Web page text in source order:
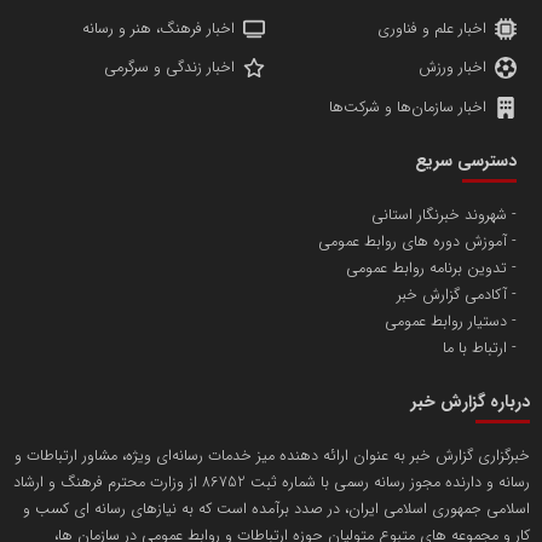
پایگاه اطلاع رسانی اعتلای نهادهای مردمی
تامین آهن اسفنجی تولیدکنندگان فولاد در کشور
تریبون
انتشار گسترده محتوا در رسانه گزارش خبر
مسعودصادقی
اخبار علم و فناوری
اخبار فرهنگ، هنر و رسانه
اخبار ورزش
اخبار زندگی و سرگرمی
اخبار سازمان‌ها و شرکت‌ها
دسترسی سریع
شهروند خبرنگار استانی
آموزش دوره های روابط عمومی
تدوین برنامه روابط عمومی
آکادمی گزارش خبر
دستیار روابط عمومی
ارتباط با ما
درباره گزارش خبر
خبرگزاری گزارش خبر به عنوان ارائه دهنده میز خدمات رسانه‌ای ویژه، مشاور ارتباطات و
رسانه و دارنده مجوز رسانه رسمی با شماره ثبت 86752 از وزارت محترم فرهنگ و ارشاد
اسلامی جمهوری اسلامی ایران، در صدد برآمده است که به نیازهای رسانه ای کسب و
کار و مجموعه های متبوع متولیان حوزه ارتباطات و روابط عمومی در سازمان ها،